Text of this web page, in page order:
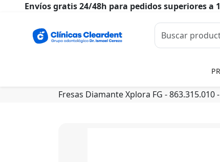
Envíos gratis 24/48h para pedidos superiores a
Fresas Diamante Xplora FG - 863.315.010